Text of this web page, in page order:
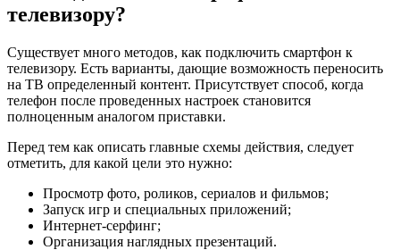
телевизору?
Существует много методов, как подключить смартфон к
телевизору. Есть варианты, дающие возможность переносить
на ТВ определенный контент. Присутствует способ, когда
телефон после проведенных настроек становится
полноценным аналогом приставки.
Перед тем как описать главные схемы действия, следует
отметить, для какой цели это нужно:
Просмотр фото, роликов, сериалов и фильмов;
Запуск игр и специальных приложений;
Интернет-серфинг;
Организация наглядных презентаций.